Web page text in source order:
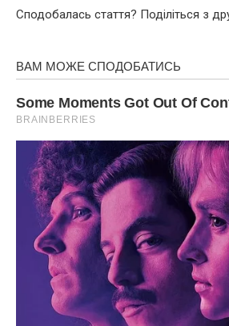
Сподобалась стаття? Поділіться з